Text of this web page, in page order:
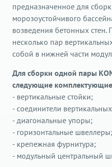
предназначенное для
морозоустойчивого
возведения бетонных стен.
несколько пар
собой в нижней части
Для сборки одной пары
следующие
- вертикальные стойки;
- соединители
- диагональные упоры;
- горизонтальные швеллеры;
- крепежная фурнитура;
- модульный центральный